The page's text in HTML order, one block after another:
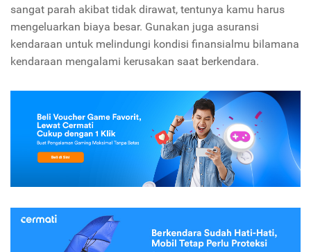
sangat parah akibat tidak dirawat, tentunya kamu harus
mengeluarkan biaya besar. Gunakan juga asuransi
kendaraan untuk melindungi kondisi finansialmu bilamana
kendaraan mengalami kerusakan saat berkendara.